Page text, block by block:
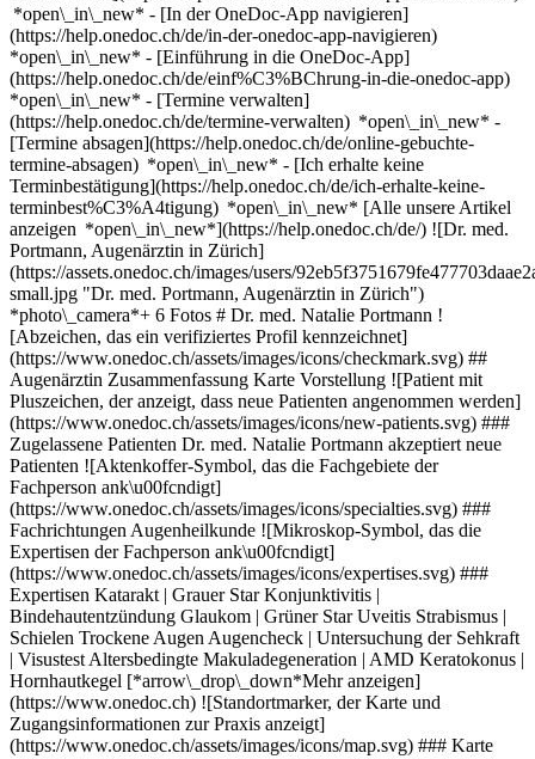
*open\_in\_new* - [In der OneDoc-App navigieren]
(https://help.onedoc.ch/de/in-der-onedoc-app-navigieren)
*open\_in\_new* - [Einführung in die OneDoc-App]
(https://help.onedoc.ch/de/einf%C3%BChrung-in-die-onedoc-app)
*open\_in\_new* - [Termine verwalten]
(https://help.onedoc.ch/de/termine-verwalten) *open\_in\_new* -
[Termine absagen](https://help.onedoc.ch/de/online-gebuchte-
termine-absagen) *open\_in\_new* - [Ich erhalte keine
Terminbestätigung](https://help.onedoc.ch/de/ich-erhalte-keine-
terminbest%C3%A4tigung) *open\_in\_new* [Alle unsere Artikel
anzeigen *open\_in\_new*](https://help.onedoc.ch/de/) ![Dr. med.
Portmann, Augenärztin in Zürich]
(https://assets.onedoc.ch/images/users/
small.jpg "Dr. med. Portmann, Augenärztin in Zürich")
*photo\_camera*+ 6 Fotos # Dr. med. Natalie Portmann !
[Abzeichen, das ein verifiziertes Profil kennzeichnet]
(https://www.onedoc.ch/assets/images/icons/checkmark.svg) ##
Augenärztin Zusammenfassung Karte Vorstellung ![Patient mit
Pluszeichen, der anzeigt, dass neue Patienten angenommen werden]
(https://www.onedoc.ch/assets/images/icons/new-patients.svg) ###
Zugelassene Patienten Dr. med. Natalie Portmann akzeptiert neue
Patienten ![Aktenkoffer-Symbol, das die Fachgebiete der
Fachperson ank\u00fcndigt]
(https://www.onedoc.ch/assets/images/icons/specialties.svg) ###
Fachrichtungen Augenheilkunde ![Mikroskop-Symbol, das die
Expertisen der Fachperson ank\u00fcndigt]
(https://www.onedoc.ch/assets/images/icons/expertises.svg) ###
Expertisen Katarakt | Grauer Star Konjunktivitis |
Bindehautentzündung Glaukom | Grüner Star Uveitis Strabismus |
Schielen Trockene Augen Augencheck | Untersuchung der Sehkraft
| Visustest Altersbedingte Makuladegeneration | AMD Keratokonus |
Hornhautkegel [*arrow\_drop\_down*Mehr anzeigen]
(https://www.onedoc.ch) ![Standortmarker, der Karte und
Zugangsinformationen zur Praxis anzeigt]
(https://www.onedoc.ch/assets/images/icons/map.svg) ### Karte